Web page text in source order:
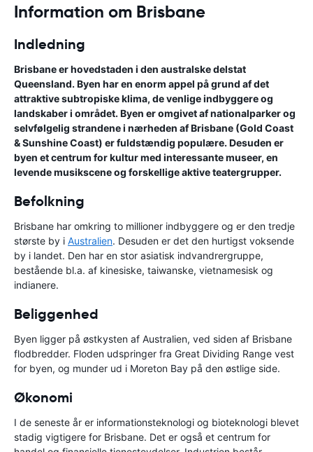
Information om Brisbane
Indledning
Brisbane er hovedstaden i den australske delstat
Queensland. Byen har en enorm appel på grund af det
attraktive subtropiske klima, de venlige indbyggere og
landskaber i området. Byen er omgivet af nationalparker og
selvfølgelig strandene i nærheden af Brisbane (Gold Coast
& Sunshine Coast) er fuldstændig populære. Desuden er
byen et centrum for kultur med interessante museer, en
levende musikscene og forskellige aktive teatergrupper.
Befolkning
Brisbane har omkring to millioner indbyggere og er den tredje
største by i Australien. Desuden er det den hurtigst voksende
by i landet. Den har en stor asiatisk indvandrergruppe,
bestående bl.a. af kinesiske, taiwanske, vietnamesisk og
indianere.
Beliggenhed
Byen ligger på østkysten af Australien, ved siden af Brisbane
flodbredder. Floden udspringer fra Great Dividing Range vest
for byen, og munder ud i Moreton Bay på den østlige side.
Økonomi
I de seneste år er informationsteknologi og bioteknologi blevet
stadig vigtigere for Brisbane. Det er også et centrum for